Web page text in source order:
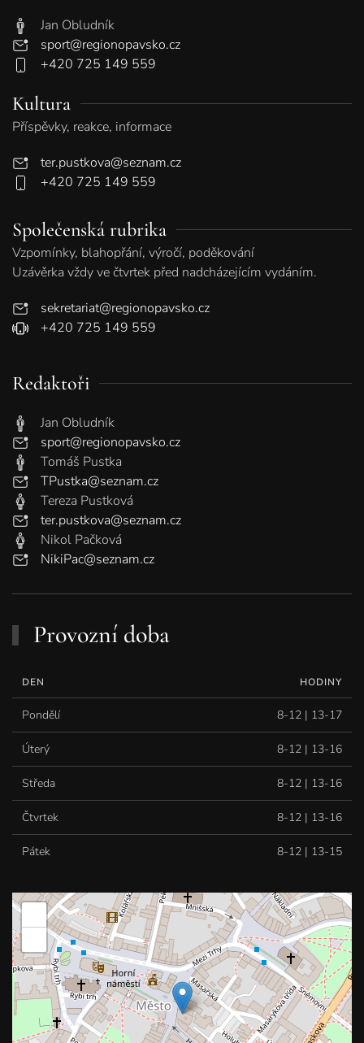
Jan Obludník
sport@regionopavsko.cz
+420 725 149 559
Kultura
Příspěvky, reakce, informace
ter.pustkova@seznam.cz
+420 725 149 559
Společenská rubrika
Vzpomínky, blahopřání, výročí, poděkování
Uzávěrka vždy ve čtvrtek před nadcházejícím vydáním.
sekretariat@regionopavsko.cz
+420 725 149 559
Redaktoři
Jan Obludník
sport@regionopavsko.cz
Tomáš Pustka
TPustka@seznam.cz
Tereza Pustková
ter.pustkova@seznam.cz
Nikol Pačková
NikiPac@seznam.cz
Provozní doba
DEN HODINY
Pondělí 8-12 | 13-17
Úterý 8-12 | 13-16
Středa 8-12 | 13-16
Čtvrtek 8-12 | 13-16
Pátek 8-12 | 13-15